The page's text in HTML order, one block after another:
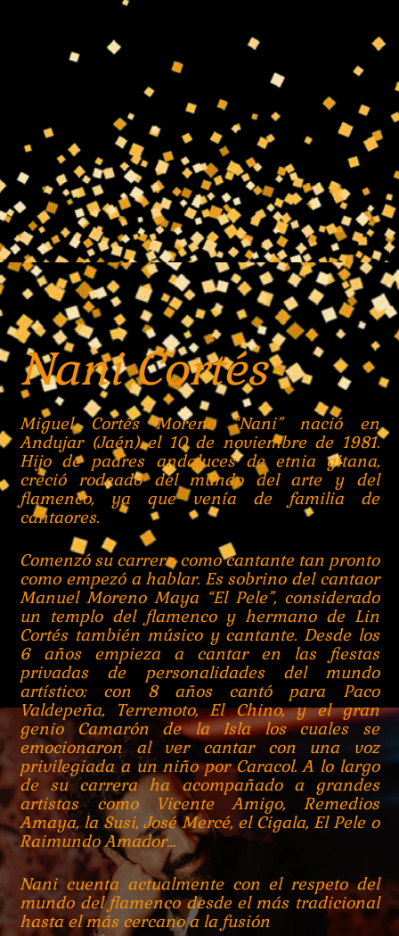
Nani Cortés
Miguel Cortés Moreno “Nani” nació en
Andujar (Jaén) el 10 de noviembre de 1981.
Hijo de padres andaluces de etnia gitana,
creció rodeado del mundo del arte y del
flamenco, ya que venía de familia de
cantaores.
Comenzó su carrera como cantante tan pronto
como empezó a hablar. Es sobrino del cantaor
Manuel Moreno Maya “El Pele”, considerado
un templo del flamenco y hermano de Lin
Cortés también músico y cantante. Desde los
6 años empieza a cantar en las fiestas
privadas de personalidades del mundo
artístico: con 8 años cantó para Paco
Valdepeña, Terremoto, El Chino, y el gran
genio Camarón de la Isla los cuales se
emocionaron al ver cantar con una voz
privilegiada a un niño por Caracol. A lo largo
de su carrera ha acompañado a grandes
artistas como Vicente Amigo, Remedios
Amaya, la Susi, José Mercé, el Cigala, El Pele o
Raimundo Amador…
Nani cuenta actualmente con el respeto del
mundo del flamenco desde el más tradicional
hasta el más cercano a la fusión